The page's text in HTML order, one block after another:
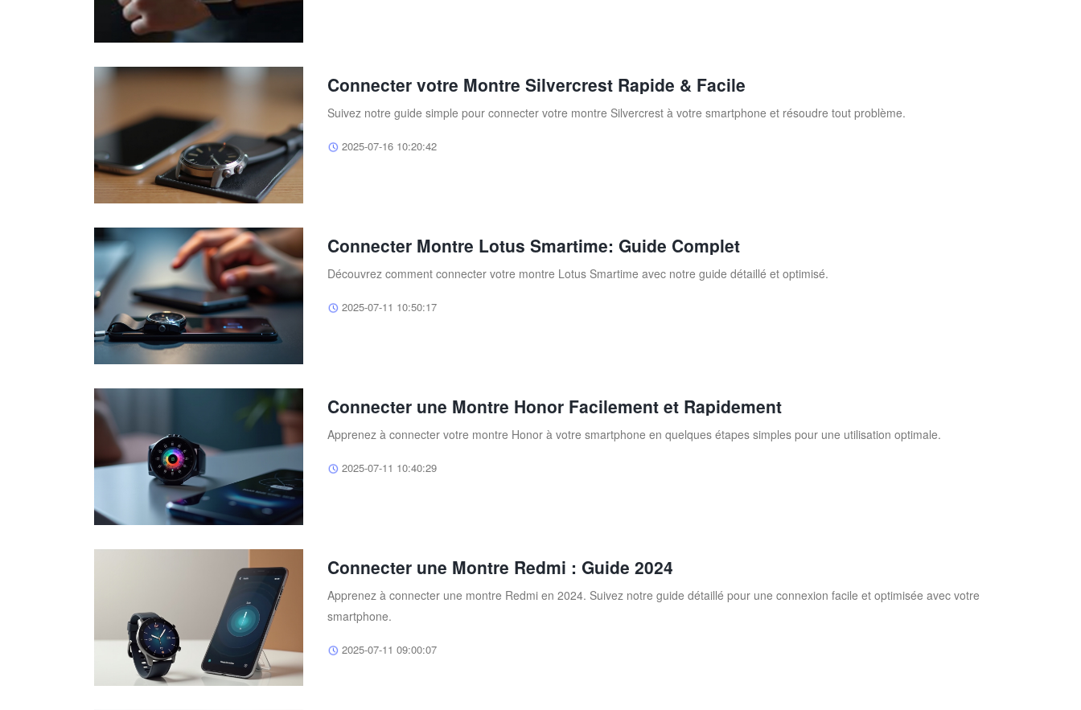
Connecter votre Montre Silvercrest Rapide & Facile
Suivez notre guide simple pour connecter votre montre Silvercrest à votre smartphone et résoudre tout problème.
2025-07-16 10:20:42
Connecter Montre Lotus Smartime: Guide Complet
Découvrez comment connecter votre montre Lotus Smartime avec notre guide détaillé et optimisé.
2025-07-11 10:50:17
Connecter une Montre Honor Facilement et Rapidement
Apprenez à connecter votre montre Honor à votre smartphone en quelques étapes simples pour une utilisation optimale.
2025-07-11 10:40:29
Connecter une Montre Redmi : Guide 2024
Apprenez à connecter une montre Redmi en 2024. Suivez notre guide détaillé pour une connexion facile et optimisée avec votre
smartphone.
2025-07-11 09:00:07